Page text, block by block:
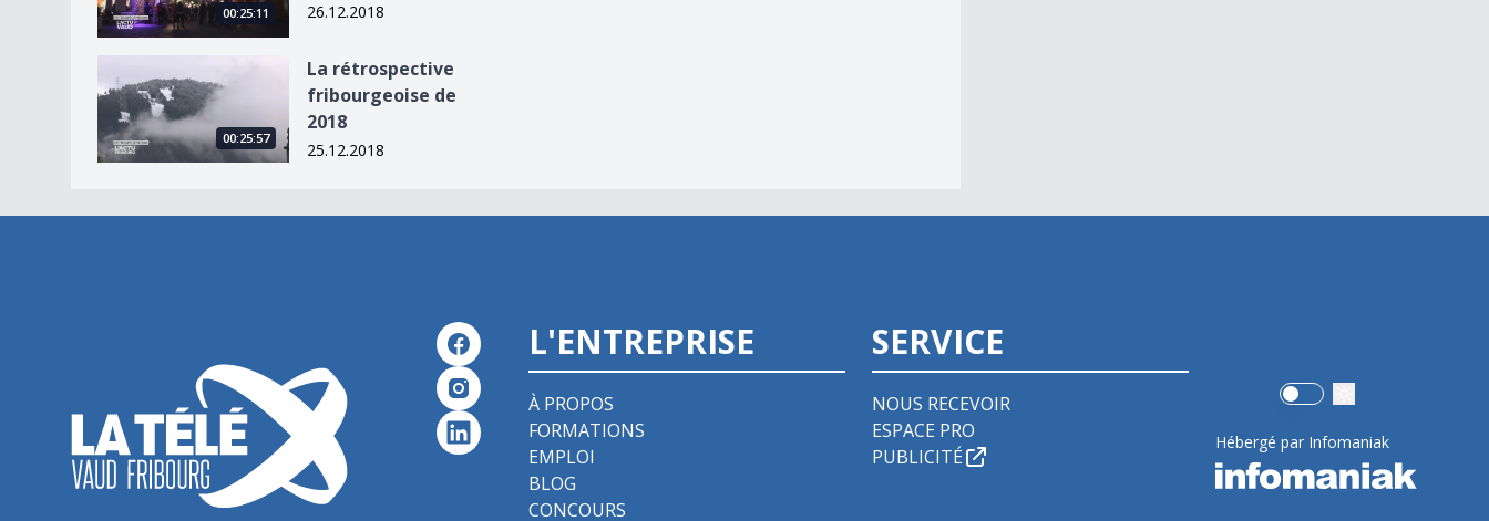
00:25:11 26.12.2018
La rétrospective fribourgeoise de 2018
00:25:57
La rétrospective
fribourgeoise de
2018
25.12.2018
L'ENTREPRISE
À PROPOS
FORMATIONS
EMPLOI
BLOG
CONCOURS
SERVICE
NOUS RECEVOIR
ESPACE PRO
PUBLICITÉ
Use setting
Hébergé par Infomaniak